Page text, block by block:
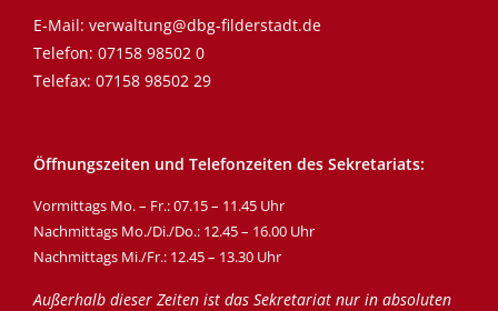
E-Mail: verwaltung@dbg-filderstadt.de
Telefon: 07158 98502 0
Telefax: 07158 98502 29
Öffnungszeiten und Telefonzeiten des Sekretariats:
Vormittags Mo. – Fr.: 07.15 – 11.45 Uhr
Nachmittags Mo./Di./Do.: 12.45 – 16.00 Uhr
Nachmittags Mi./Fr.: 12.45 – 13.30 Uhr
Außerhalb dieser Zeiten ist das Sekretariat nur in absoluten